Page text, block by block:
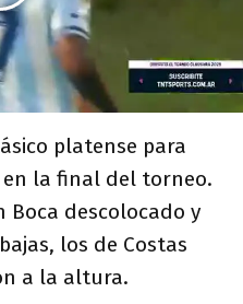
platense para
la final del torneo.
Boca descolocado y
los de Costas
a la altura.